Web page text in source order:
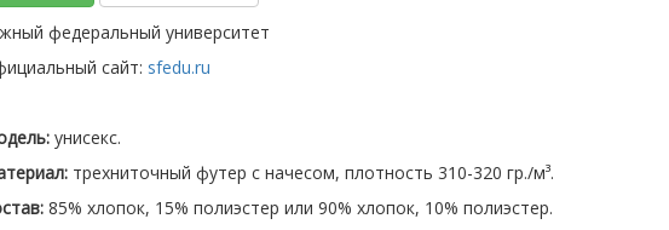
федеральный университет
сайт: sfedu.ru
унисекс.
трехниточный футер с начесом, плотность 310-320 гр./м³.
85% хлопок, 15% полиэстер или 90% хлопок, 10% полиэстер.